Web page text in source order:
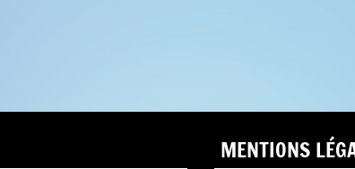
MENTIONS